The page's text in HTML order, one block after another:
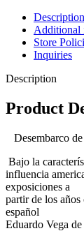
Description
Additional
Store
Inquiries
Description
Product
Desembarco
Bajo la
influencia
exposiciones a
partir de los
español
Eduardo Vega de